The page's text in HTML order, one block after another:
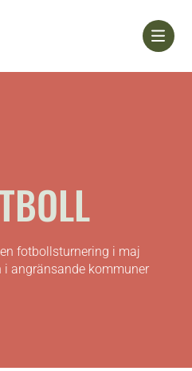
fotbollsturnering i maj
angränsande kommuner